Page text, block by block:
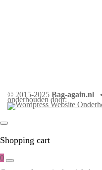
© 2015-2025 Bag-again.nl
onderhouden door:
Shopping cart
0